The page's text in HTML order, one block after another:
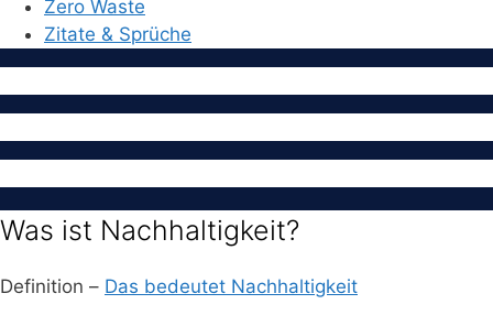
Zero Waste
Zitate & Sprüche
Was ist Nachhaltigkeit?
Definition – Das bedeutet Nachhaltigkeit